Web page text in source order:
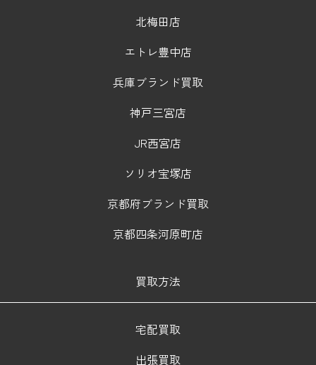
北梅田店
エトレ豊中店
兵庫ブランド買取
神戸三宮店
JR西宮店
ソリオ宝塚店
京都府ブランド買取
京都四条河原町店
買取方法
宅配買取
出張買取